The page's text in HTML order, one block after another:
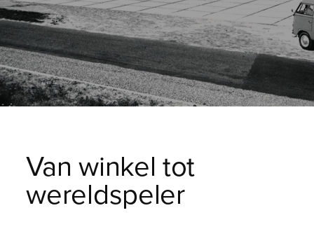
Van winkel tot
wereldspeler